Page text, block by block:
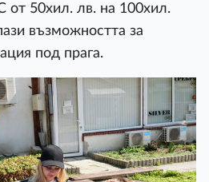
50хил. лв. на 100хил.
възможността за
под прага.